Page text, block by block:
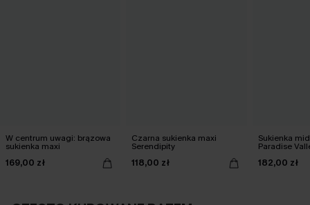
W centrum uwagi: brązowa
sukienka maxi
169,00 zł
Czarna sukienka maxi
Serendipity
118,00 zł
Sukienka
Paradise
182,00 zł